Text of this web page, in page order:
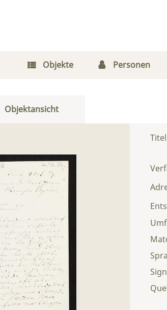
Objekte Personen
Objektansicht
Titel